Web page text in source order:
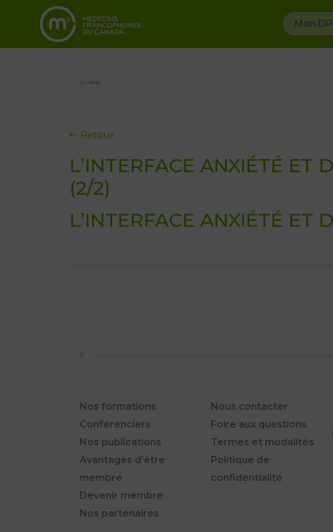
Mon
anxiété
Retour
L’INTERFACE ANXIÉTÉ ET
(2/2)
L’INTERFACE ANXIÉTÉ ET
Nos formations
Conférenciers
Nos publications
Avantages d’être
membre
Devenir membre
Nos partenaires
Nous contacter
Foire aux questions
Termes et modalités
Politique de
confidentialité